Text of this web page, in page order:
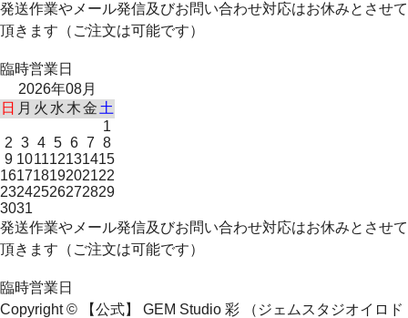
発送作業やメール発信及びお問い合わせ対応はお休みとさせて
頂きます（ご注文は可能です）
臨時営業日
2026年08月
日 月 火 水 木金 土
1
2 3 4 5 6 7 8
9 101112131415
16171819202122
23242526272829
3031
発送作業やメール発信及びお問い合わせ対応はお休みとさせて
頂きます（ご注文は可能です）
臨時営業日
Copyright © 【公式】 GEM Studio 彩 （ジェムスタジオイロド